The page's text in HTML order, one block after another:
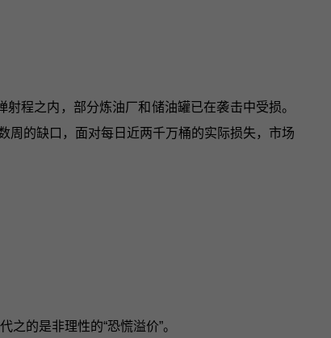
程之内，部分炼油厂和储油罐已在袭击中受损。
的缺口，面对每日近两千万桶的实际损失，市场
的是非理性的“恐慌溢价”。